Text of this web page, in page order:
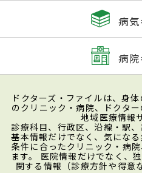
病気
病院
ドクターズ・ファイルは、身
のクリニック・病院、ドクタ
地域医療情報
診療科目、行政区、沿線・駅
基本情報だけでなく、気にな
条件に合ったクリニック・病
ます。 医院情報だけでなく、
関する情報（診療方針や得意